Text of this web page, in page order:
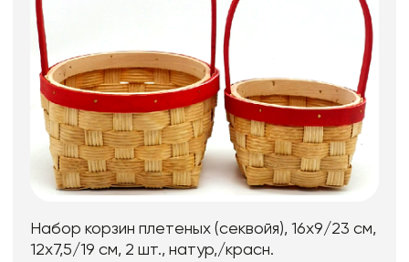
Набор корзин плетеных (секвойя), 16x9/23 см,
12x7,5/19 см, 2 шт., натур,/красн.